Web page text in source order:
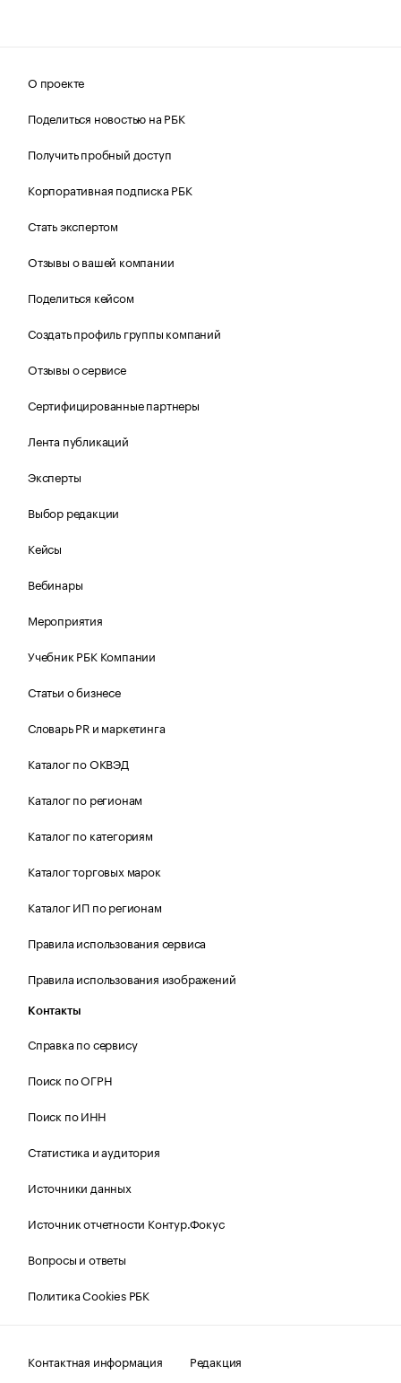
О проекте
Поделиться новостью на РБК
Получить пробный доступ
Корпоративная подписка РБК
Стать экспертом
Отзывы о вашей компании
Поделиться кейсом
Создать профиль группы компаний
Отзывы о сервисе
Сертифицированные партнеры
Лента публикаций
Эксперты
Выбор редакции
Кейсы
Вебинары
Мероприятия
Учебник РБК Компании
Статьи о бизнесе
Словарь PR и маркетинга
Каталог по ОКВЭД
Каталог по регионам
Каталог по категориям
Каталог торговых марок
Каталог ИП по регионам
Правила использования сервиса
Правила использования изображений
Контакты
Справка по сервису
Поиск по ОГРН
Поиск по ИНН
Статистика и аудитория
Источники данных
Источник отчетности Контур.Фокус
Вопросы и ответы
Политика Cookies РБК
Контактная информация Редакция